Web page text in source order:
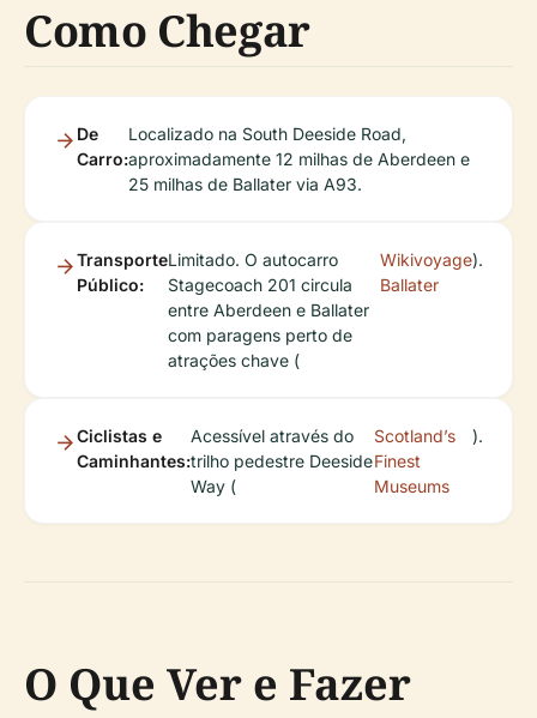
Como Chegar
De
Carro:
Localizado na South Deeside Road,
aproximadamente 12 milhas de Aberdeen e
25 milhas de Ballater via A93.
Transporte
Público:
Limitado. O autocarro
Stagecoach 201 circula
entre Aberdeen e Ballater
com paragens perto de
atrações chave (
Wikivoyage
Ballater
).
Ciclistas e
Caminhantes:
Acessível através do
trilho pedestre Deeside
Way (
Scotland’s
Finest
Museums
).
O Que Ver e Fazer